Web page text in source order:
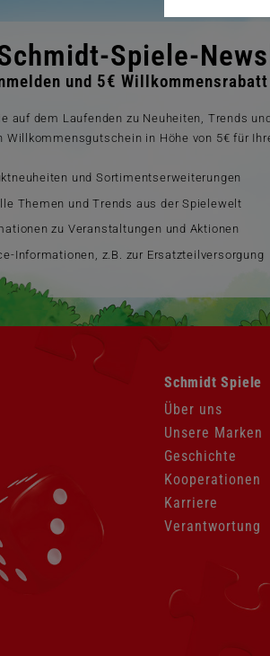
Spiele-
und 5€
auf dem Laufenden zu Neuheiten, Trends
Willkommensgutschein in Höhe von 5€ für
und Sortimentserweiterungen
Themen und Trends aus der Spielewelt
zu Veranstaltungen und Aktionen
Informationen, z.B. zur Ersatzteilversorgung
Navigation
überspringen
Schmidt Spiele
Über uns
Unsere Marken
Geschichte
Kooperationen
Karriere
Verantwortung